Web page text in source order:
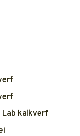
Lab kalkverf